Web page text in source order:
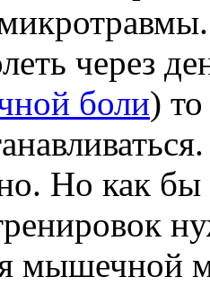
через
боли)
Но как
мышечной